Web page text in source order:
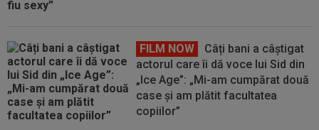
FILM NOW
Câți bani a câștigat
actorul care îi dă voce lui Sid din
„Ice Age”: „Mi-am cumpărat două
case și am plătit facultatea
copiilor”